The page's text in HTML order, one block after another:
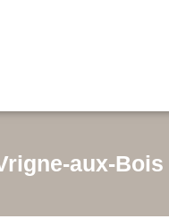
aux-Bois